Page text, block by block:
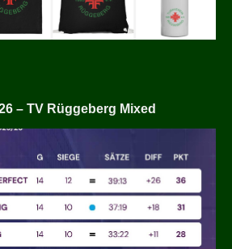
– TV Rüggeberg Mixed